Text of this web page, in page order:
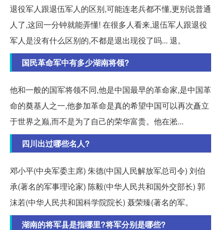
退役军人跟退伍军人的区别,可能连老兵都不懂,更别说普通
人了,这回一分钟就能弄懂! 在很多人看来,退伍军人跟退役
军人是没有什么区别的,不都是退出现役了吗... 退。
国民革命军中有多少湖南将领?
他和一般的国军将领不同,他是中国最早的革命家,是中国革
命的奠基人之一,他参加革命是真的希望中国可以再次矗立
于世界之巅,而不是为了自己的荣华富贵。他在淞...
四川出过哪些名人?
邓小平(中央军委主席) 朱德(中国人民解放军总司令) 刘伯
承(著名的军事理论家) 陈毅(中华人民共和国外交部长) 郭
沫若(中华人民共和国科学院院长) 聂荣臻(著名的军。
湖南的将军县是指哪里?将军分别是哪些?